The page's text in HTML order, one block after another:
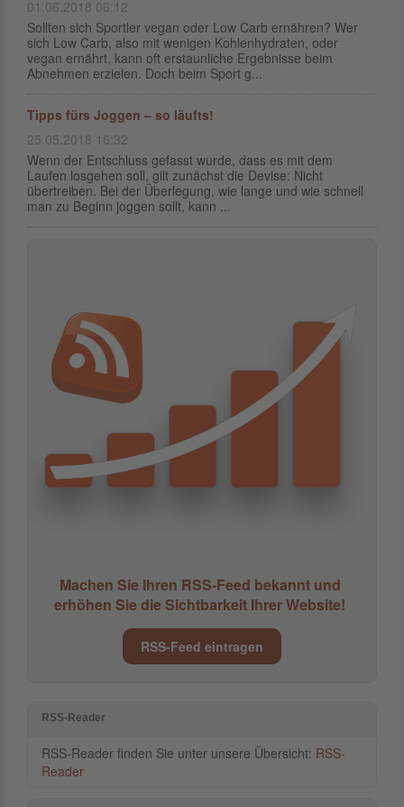
01.06.2018 06:12
Sollten sich Sportler vegan oder Low Carb ernähren? Wer
sich Low Carb, also mit wenigen Kohlenhydraten, oder
vegan ernährt, kann oft erstaunliche Ergebnisse beim
Abnehmen erzielen. Doch beim Sport g...
Tipps fürs Joggen – so läufts!
25.05.2018 16:32
Wenn der Entschluss gefasst wurde, dass es mit dem
Laufen losgehen soll, gilt zunächst die Devise: Nicht
übertreiben. Bei der Überlegung, wie lange und wie schnell
man zu Beginn joggen sollt, kann ...
Machen Sie Ihren RSS-Feed bekannt und
erhöhen Sie die Sichtbarkeit Ihrer Website!
RSS-Feed eintragen
RSS-Reader
RSS-Reader finden Sie unter unsere Übersicht: RSS-
Reader